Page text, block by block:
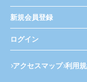
新規会員登録
ログイン
アクセスマップ 利用